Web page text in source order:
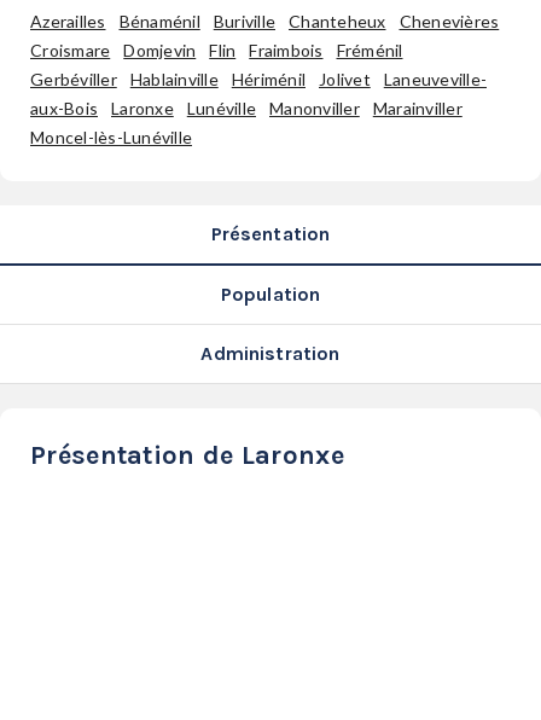
SERVICES
LA
GAZETTE
connecter
Azerailles Bénaménil Buriville Chanteheux
Chenevières
Croismare
Domjevin Flin Fraimbois
Fréménil
Gerbéviller
Hablainville Hériménil Jolivet
Laneuveville-
aux-Bois
Laronxe Lunéville Manonviller
Marainviller
Moncel-lès-Lunéville
Présentation
Population
Administration
Présentation de Laronxe